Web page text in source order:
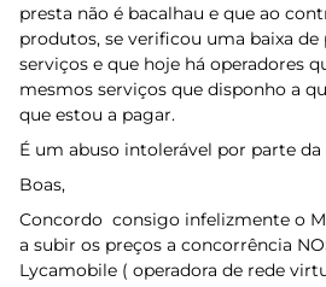
presta não é bacalhau e que ao
produtos, se verificou uma baixa
serviços e que hoje há operadores
mesmos serviços que disponho a
que estou a pagar.
É um abuso intolerável por parte da
Boas,
Concordo consigo infelizmente o
a subir os preços a concorrência
Lycamobile ( operadora de rede